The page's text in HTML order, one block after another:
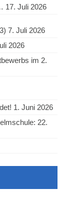
17. Juli 2026
7. Juli 2026
2026
im 2.
1. Juni 2026
22.